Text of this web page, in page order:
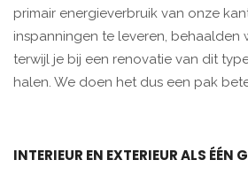
primair energieverbruik van onze
inspanningen te leveren, behaalden
terwijl je bij een renovatie van dit
halen. We doen het dus een pak
INTERIEUR EN EXTERIEUR ALS ÉÉN